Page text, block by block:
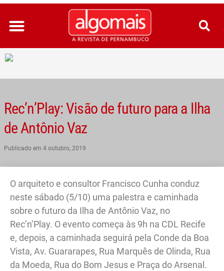
Ir
para
conteúdo
Rec’n’Play: Visão de futuro para a Ilha
de Antônio Vaz
Publicado em 4 outubro, 2019
O arquiteto e consultor Francisco Cunha conduz
neste sábado (5/10) uma palestra e caminhada
sobre o futuro da Ilha de Antônio Vaz, no
Rec’n’Play. O evento começa às 9h na CDL Recife
e, depois, a caminhada seguirá pela Conde da Boa
Vista, Av. Guararapes, Rua Marquês de Olinda, Rua
da Moeda, Rua do Bom Jesus e Praça do Arsenal.